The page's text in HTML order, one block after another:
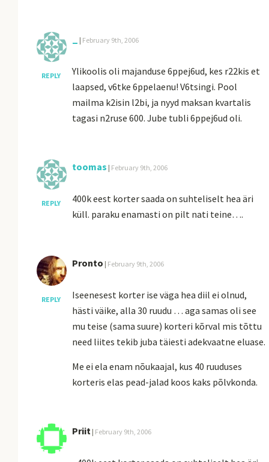
REPLY
| February 9th, 2006
Ylikoolis oli majanduse 6ppej6ud, kes r22kis et
laapsed, v6tke 6ppelaenu! V6tsingi. Pool
mailma k2isin l2bi, ja nyyd maksan kvartalis
tagasi n2ruse 600. Jube tubli 6ppej6ud oli.
REPLY
toomas | February 9th, 2006
400k eest korter saada on suhteliselt hea äri
küll. paraku enamasti on pilt nati teine….
REPLY
Pronto | February 9th, 2006
Iseenesest korter ise väga hea diil ei olnud,
hästi väike, alla 30 ruudu … aga samas oli see
mu teise (sama suure) korteri kõrval mis tõttu
need liites tekib juba täiesti adekvaatne eluase.
Me ei ela enam nõukaajal, kus 40 ruuduses
korteris elas pead-jalad koos kaks põlvkonda.
Priit | February 9th, 2006